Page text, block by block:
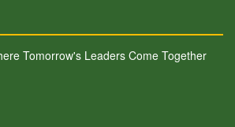
Tomorrow's Leaders Come Together